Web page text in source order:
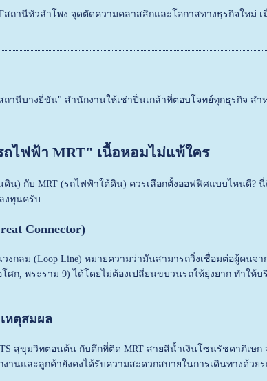
สถานีหัวลำโพง จุดตัดความคลาสสิกและโอกาสทางธุรกิจใหม่
านีบางยี่ขัน" สำนักงานให้เช่าปิ่นเกล้าที่ตอบโจทย์ทุกธุรกิจ สำ
ไฟฟ้า MRT" เนื้อหอมไม่แพ้ใคร
น) กับ MRT (รถไฟฟ้าใต้ดิน) ควรเลือกตั้งออฟฟิศแบบไหนดี?
งทุนครับ
Connector)
งกลม (Loop Line) หมายความว่ามันสามารถวิ่งเชื่อมต่อผู้คน
ศก, พระราม 9) ได้โดยไม่ต้องเปลี่ยนขบวนรถให้ยุ่งยาก ทำให้
หตุสมผล
สุขุมวิทตอนต้น กับตึกที่ติด MRT สายสีน้ำเงินโซนรัชดาภิเษก
นและลูกค้ายังคงได้รับความสะดวกสบายในการเดินทางด้วย